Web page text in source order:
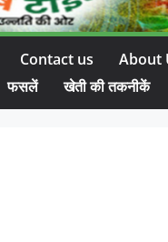
Contact us About
फसलें खेती की तकनीकें